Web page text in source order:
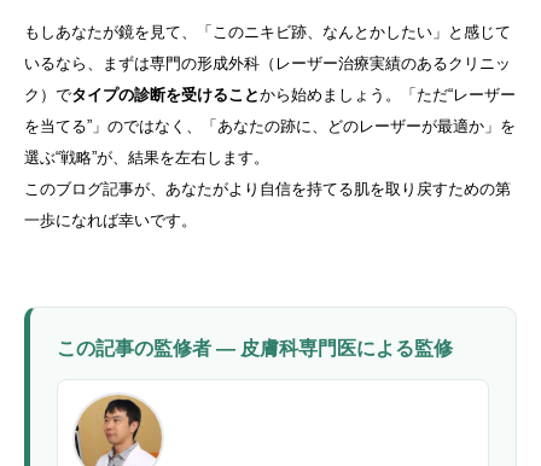
もしあなたが鏡を見て、「このニキビ跡、なんとかしたい」と感じて
いるなら、まずは専門の形成外科（レーザー治療実績のあるクリニッ
ク）でタイプの診断を受けることから始めましょう。「ただ“レーザー
を当てる”」のではなく、「あなたの跡に、どのレーザーが最適か」を
選ぶ“戦略”が、結果を左右します。
このブログ記事が、あなたがより自信を持てる肌を取り戻すための第
一歩になれば幸いです。
この記事の監修者 — 皮膚科専門医による監修